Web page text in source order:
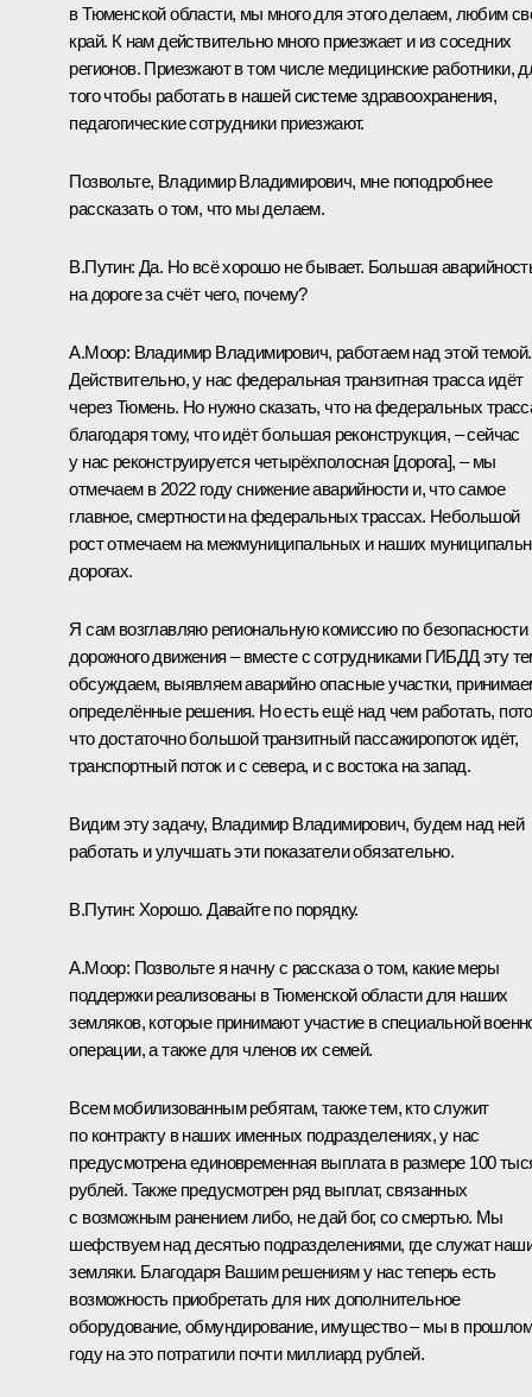
в Тюменской области, мы много для этого делаем, любим
край. К нам действительно много приезжает и из соседних
регионов. Приезжают в том числе медицинские работники,
того чтобы работать в нашей системе здравоохранения,
педагогические сотрудники приезжают.
Позвольте, Владимир Владимирович, мне поподробнее
рассказать о том, что мы делаем.
В.Путин: Да. Но всё хорошо не бывает. Большая
на дороге за счёт чего, почему?
А.Моор: Владимир Владимирович, работаем над этой темой.
Действительно, у нас федеральная транзитная трасса идёт
через Тюмень. Но нужно сказать, что на федеральных
благодаря тому, что идёт большая реконструкция, – сейчас
у нас реконструируется четырёхполосная [дорога], – мы
отмечаем в 2022 году снижение аварийности и, что самое
главное, смертности на федеральных трассах. Небольшой
рост отмечаем на межмуниципальных и наших
дорогах.
Я сам возглавляю региональную комиссию по безопасности
дорожного движения – вместе с сотрудниками ГИБДД эту
обсуждаем, выявляем аварийно опасные участки,
определённые решения. Но есть ещё над чем работать,
что достаточно большой транзитный пассажиропоток идёт,
транспортный поток и с севера, и с востока на запад.
Видим эту задачу, Владимир Владимирович, будем над ней
работать и улучшать эти показатели обязательно.
В.Путин: Хорошо. Давайте по порядку.
А.Моор: Позвольте я начну с рассказа о том, какие меры
поддержки реализованы в Тюменской области для наших
земляков, которые принимают участие в специальной
операции, а также для членов их семей.
Всем мобилизованным ребятам, также тем, кто служит
по контракту в наших именных подразделениях, у нас
предусмотрена единовременная выплата в размере 100
рублей. Также предусмотрен ряд выплат, связанных
с возможным ранением либо, не дай бог, со смертью. Мы
шефствуем над десятью подразделениями, где служат
земляки. Благодаря Вашим решениям у нас теперь есть
возможность приобретать для них дополнительное
оборудование, обмундирование, имущество – мы в прошлом
году на это потратили почти миллиард рублей.